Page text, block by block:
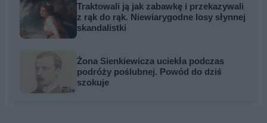
Traktowali ją jak zabawkę i przekazywali
z rąk do rąk. Niewiarygodne losy słynnej
skandalistki
Żona Sienkiewicza uciekła podczas
podróży poślubnej. Powód do dziś
szokuje